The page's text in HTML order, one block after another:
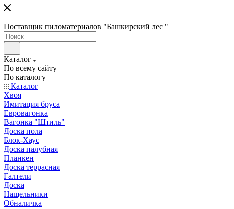
Поставщик пиломатериалов "Башкирский лес "
Каталог
По всему сайту
По каталогу
Каталог
Хвоя
Имитация бруса
Евровагонка
Вагонка "Штиль"
Доска пола
Блок-Хаус
Доска палубная
Планкен
Доска террасная
Галтели
Доска
Нащельники
Обналичка